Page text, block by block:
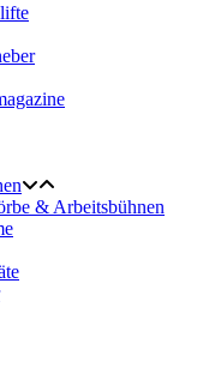
& Arbeitsbühnen